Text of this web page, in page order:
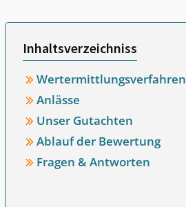
Inhaltsverzeichniss
Wertermittlungsverfahren
Anlässe
Unser Gutachten
Ablauf der Bewertung
Fragen & Antworten